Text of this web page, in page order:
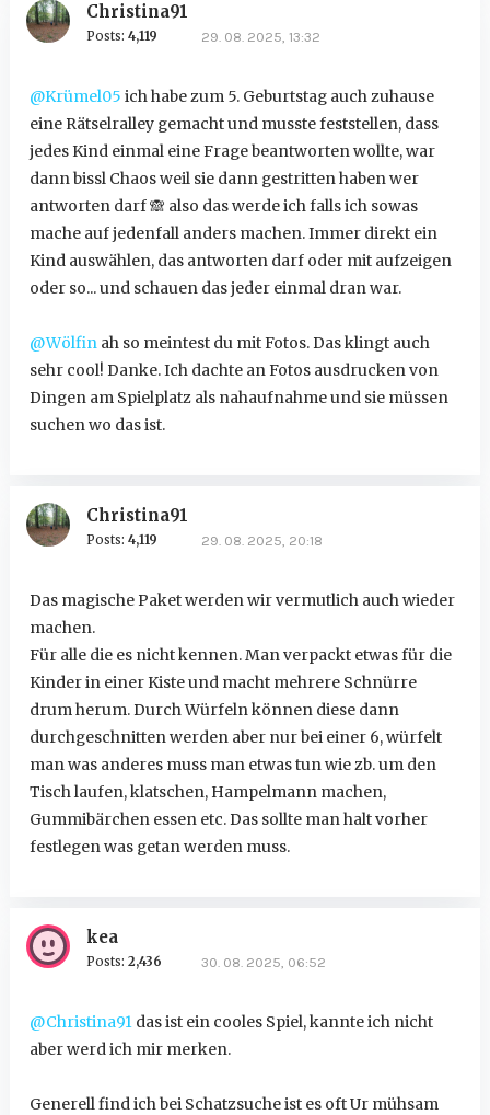
Christina91
Posts: 4,119 29. 08. 2025, 13:32
@Krümel05 ich habe zum 5. Geburtstag auch zuhause
eine Rätselralley gemacht und musste feststellen, dass
jedes Kind einmal eine Frage beantworten wollte, war
dann bissl Chaos weil sie dann gestritten haben wer
antworten darf🙈 also das werde ich falls ich sowas
mache auf jedenfall anders machen. Immer direkt ein
Kind auswählen, das antworten darf oder mit aufzeigen
oder so... und schauen das jeder einmal dran war.
@Wölfinah so meintest du mit Fotos. Das klingt auch
sehr cool! Danke. Ich dachte an Fotos ausdrucken von
Dingen am Spielplatz als nahaufnahme und sie müssen
suchen wo das ist.
Christina91
Posts: 4,119 29. 08. 2025, 20:18
Das magische Paket werden wir vermutlich auch wieder
machen.
Für alle die es nicht kennen. Man verpackt etwas für die
Kinder in einer Kiste und macht mehrere Schnürre
drum herum. Durch Würfeln können diese dann
durchgeschnitten werden aber nur bei einer 6, würfelt
man was anderes muss man etwas tun wie zb. um den
Tisch laufen, klatschen, Hampelmann machen,
Gummibärchen essen etc. Das sollte man halt vorher
festlegen was getan werden muss.
kea
Posts: 2,436 30. 08. 2025, 06:52
@Christina91das ist ein cooles Spiel, kannte ich nicht
aber werd ich mir merken.
Generell find ich bei Schatzsuche ist es oft Ur mühsam